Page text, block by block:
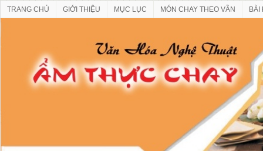
TRANG CHỦ GIỚI THIỆU MỤC LỤC MÓN CHAY THEO VẦN BÀI